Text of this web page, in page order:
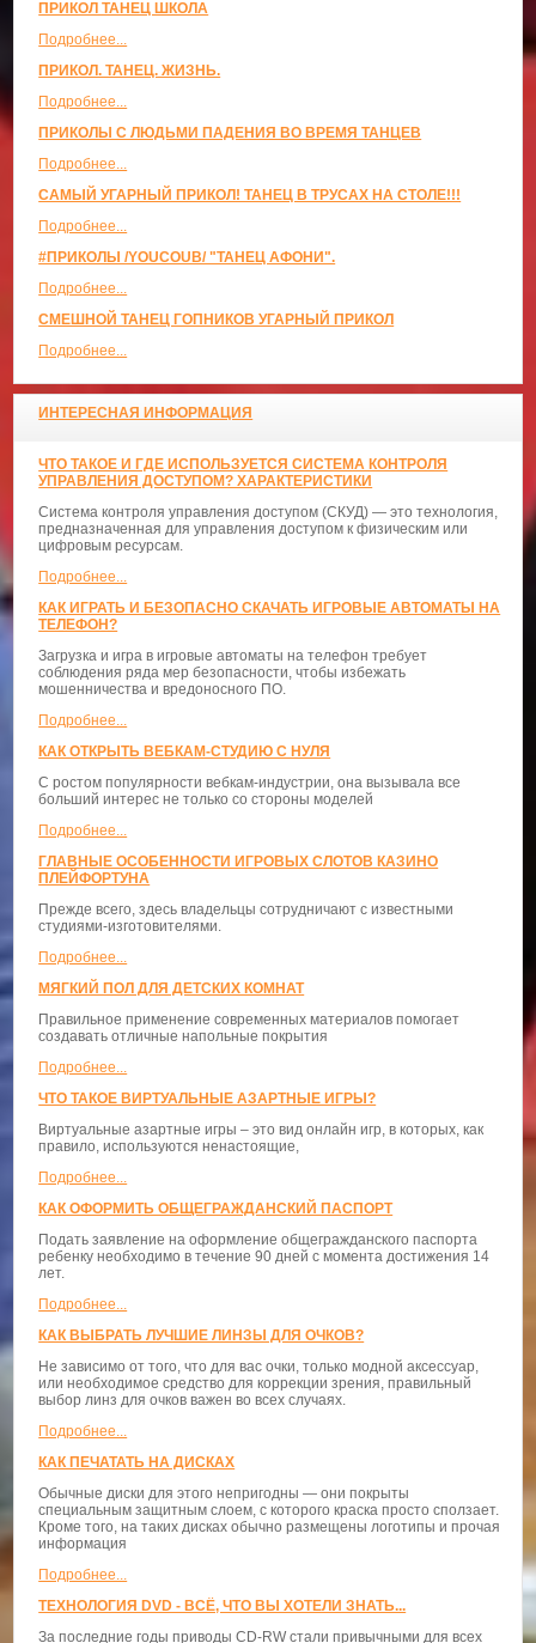
ПРИКОЛ ТАНЕЦ ШКОЛА
Подробнее...
ПРИКОЛ. ТАНЕЦ. ЖИЗНЬ.
Подробнее...
ПРИКОЛЫ С ЛЮДЬМИ ПАДЕНИЯ ВО ВРЕМЯ ТАНЦЕВ
Подробнее...
САМЫЙ УГАРНЫЙ ПРИКОЛ! ТАНЕЦ В ТРУСАХ НА СТОЛЕ!!!
Подробнее...
#ПРИКОЛЫ /YOUCOUB/ "ТАНЕЦ АФОНИ".
Подробнее...
СМЕШНОЙ ТАНЕЦ ГОПНИКОВ УГАРНЫЙ ПРИКОЛ
Подробнее...
ИНТЕРЕСНАЯ ИНФОРМАЦИЯ
ЧТО ТАКОЕ И ГДЕ ИСПОЛЬЗУЕТСЯ СИСТЕМА КОНТРОЛЯ
УПРАВЛЕНИЯ ДОСТУПОМ? ХАРАКТЕРИСТИКИ
Система контроля управления доступом (СКУД) — это технология,
предназначенная для управления доступом к физическим или
цифровым ресурсам.
Подробнее...
КАК ИГРАТЬ И БЕЗОПАСНО СКАЧАТЬ ИГРОВЫЕ АВТОМАТЫ НА
ТЕЛЕФОН?
Загрузка и игра в игровые автоматы на телефон требует
соблюдения ряда мер безопасности, чтобы избежать
мошенничества и вредоносного ПО.
Подробнее...
КАК ОТКРЫТЬ ВЕБКАМ-СТУДИЮ С НУЛЯ
С ростом популярности вебкам-индустрии, она вызывала все
больший интерес не только со стороны моделей
Подробнее...
ГЛАВНЫЕ ОСОБЕННОСТИ ИГРОВЫХ СЛОТОВ КАЗИНО
ПЛЕЙФОРТУНА
Прежде всего, здесь владельцы сотрудничают с известными
студиями-изготовителями.
Подробнее...
МЯГКИЙ ПОЛ ДЛЯ ДЕТСКИХ КОМНАТ
Правильное применение современных материалов помогает
создавать отличные напольные покрытия
Подробнее...
ЧТО ТАКОЕ ВИРТУАЛЬНЫЕ АЗАРТНЫЕ ИГРЫ?
Виртуальные азартные игры – это вид онлайн игр, в которых, как
правило, используются ненастоящие,
Подробнее...
КАК ОФОРМИТЬ ОБЩЕГРАЖДАНСКИЙ ПАСПОРТ
Подать заявление на оформление общегражданского паспорта
ребенку необходимо в течение 90 дней с момента достижения 14
лет.
Подробнее...
КАК ВЫБРАТЬ ЛУЧШИЕ ЛИНЗЫ ДЛЯ ОЧКОВ?
Не зависимо от того, что для вас очки, только модной аксессуар,
или необходимое средство для коррекции зрения, правильный
выбор линз для очков важен во всех случаях.
Подробнее...
КАК ПЕЧАТАТЬ НА ДИСКАХ
Обычные диски для этого непригодны — они покрыты
специальным защитным слоем, с которого краска просто сползает.
Кроме того, на таких дисках обычно размещены логотипы и прочая
информация
Подробнее...
ТЕХНОЛОГИЯ DVD - ВСЁ, ЧТО ВЫ ХОТЕЛИ ЗНАТЬ...
За последние годы приводы CD-RW стали привычными для всех